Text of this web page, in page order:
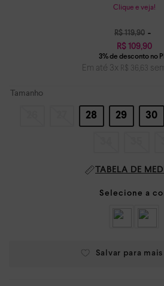
Clique e veja!
R$ 119,90
R$ 109,90
Em até 3x R$ 36,63
Tamanho
28 29 30
TABELA DE